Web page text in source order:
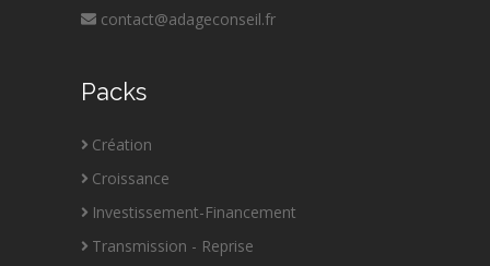
contact@adageconseil.fr
Packs
Création
Croissance
Investissement-Financement
Transmission - Reprise